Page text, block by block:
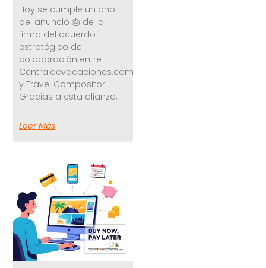
Hoy se cumple un año
del anuncio 🎂 de la
firma del acuerdo
estratégico de
colaboración entre
Centraldevacaciones.com
y Travel Compositor.
Gracias a esta alianza,
Leer Más